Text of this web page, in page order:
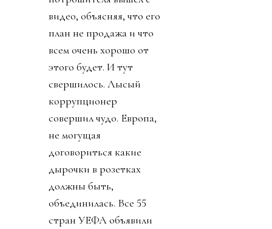
видео, объясняя, что его
план не продажа и что
всем очень хорошо от
этого будет. И тут
свершилось. Лысый
коррупционер
совершил чудо. Европа,
не могущая
договориться какие
дырочки в розетках
должны быть,
объединилась. Все 55
стран УЕФА объявили